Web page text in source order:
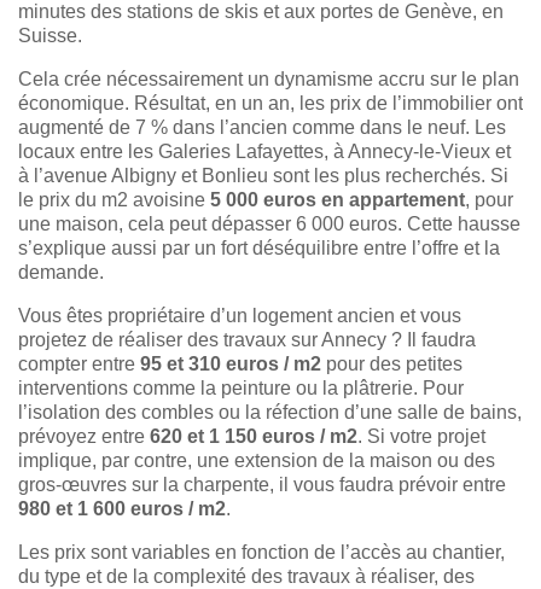
minutes des stations de skis et aux portes de Genève, en
Suisse.
Cela crée nécessairement un dynamisme accru sur le plan
économique. Résultat, en un an, les prix de l’immobilier ont
augmenté de 7 % dans l’ancien comme dans le neuf. Les
locaux entre les Galeries Lafayettes, à Annecy-le-Vieux et
à l’avenue Albigny et Bonlieu sont les plus recherchés. Si
le prix du m2 avoisine 5 000 euros en appartement, pour
une maison, cela peut dépasser 6 000 euros. Cette hausse
s’explique aussi par un fort déséquilibre entre l’offre et la
demande.
Vous êtes propriétaire d’un logement ancien et vous
projetez de réaliser des travaux sur Annecy ? Il faudra
compter entre 95 et 310 euros / m2 pour des petites
interventions comme la peinture ou la plâtrerie. Pour
l’isolation des combles ou la réfection d’une salle de bains,
prévoyez entre 620 et 1 150 euros / m2. Si votre projet
implique, par contre, une extension de la maison ou des
gros-œuvres sur la charpente, il vous faudra prévoir entre
980 et 1 600 euros / m2.
Les prix sont variables en fonction de l’accès au chantier,
du type et de la complexité des travaux à réaliser, des